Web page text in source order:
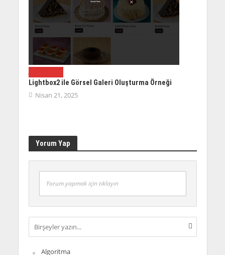
Lightbox2 ile Görsel Galeri Oluşturma Örneği
Nisan 21, 2025
Yorum Yap
Yorum yapmak için tıklayın
Algoritma